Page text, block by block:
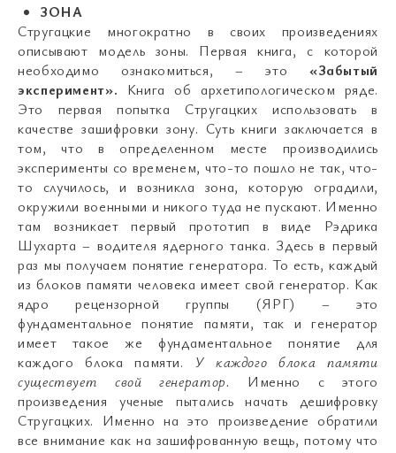
ЗОНА
Стругацкие многократно в своих произведениях
описывают модель зоны. Первая книга, с которой
необходимо ознакомиться, – это «Забытый
эксперимент». Книга об архетипологическом ряде.
Это первая попытка Стругацких использовать в
качестве зашифровки зону. Суть книги заключается в
том, что в определенном месте производились
эксперименты со временем, что-то пошло не так, что-
то случилось, и возникла зона, которую оградили,
окружили военными и никого туда не пускают. Именно
там возникает первый прототип в виде Рэдрика
Шухарта – водителя ядерного танка. Здесь в первый
раз мы получаем понятие генератора. То есть, каждый
из блоков памяти человека имеет свой генератор. Как
ядро рецензорной группы (ЯРГ) – это
фундаментальное понятие памяти, так и генератор
имеет такое же фундаментальное понятие для
каждого блока памяти. У каждого блока памяти
существует свой генератор.
Именно с этого
произведения ученые пытались начать дешифровку
Стругацких. Именно на это произведение обратили
все внимание как на зашифрованную вещь, потому что